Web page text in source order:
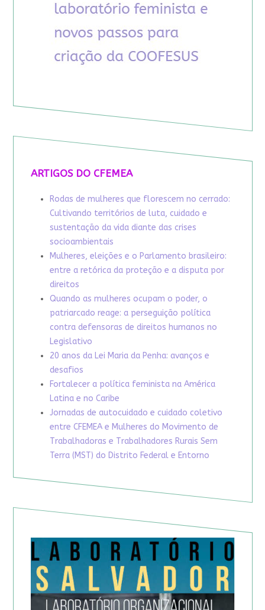
ARTIGOS DO CFEMEA
Rodas de mulheres que florescem no cerrado:
Cultivando territórios de luta, cuidado e
sustentação da vida diante das crises
socioambientais
Mulheres, eleições e o Parlamento brasileiro:
entre a retórica da proteção e a disputa por
direitos
Quando as mulheres ocupam o poder, o
patriarcado reage: a perseguição política
contra defensoras de direitos humanos no
Legislativo
20 anos da Lei Maria da Penha: avanços e
desafios
Fortalecer a política feminista na América
Latina e no Caribe
Jornadas de autocuidado e cuidado coletivo
entre CFEMEA e Mulheres do Movimento de
Trabalhadoras e Trabalhadores Rurais Sem
Terra (MST) do Distrito Federal e Entorno